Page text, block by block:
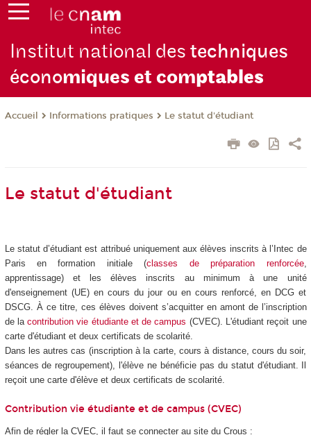
Institut national destechniques
économiques et comptables
Accueil Informations pratiques Le statut d'étudiant
Le statut d'étudiant
Le statut d’étudiant est attribué uniquement aux élèves inscrits à l’Intec de
Paris en formation initiale (classes de préparation renforcée,
apprentissage) et les élèves inscrits au minimum à une unité
d'enseignement (UE) en cours du jour ou en cours renforcé, en DCG et
DSCG. À ce titre, ces élèves doivent s’acquitter en amont de l’inscription
de lacontribution vie étudiante et de campus (CVEC). L'étudiant reçoit une
carte d'étudiant et deux certificats de scolarité.
Dans les autres cas (inscription à la carte, cours à distance, cours du soir,
séances de regroupement), l'élève ne bénéficie pas du statut d'étudiant. Il
reçoit une carte d'élève et deux certificats de scolarité.
Contribution vie étudiante et de campus (CVEC)
Afin de régler la CVEC, il faut se connecter au site du Crous :